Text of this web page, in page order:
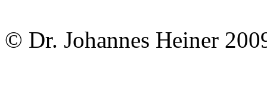
© Dr. Johannes Heiner